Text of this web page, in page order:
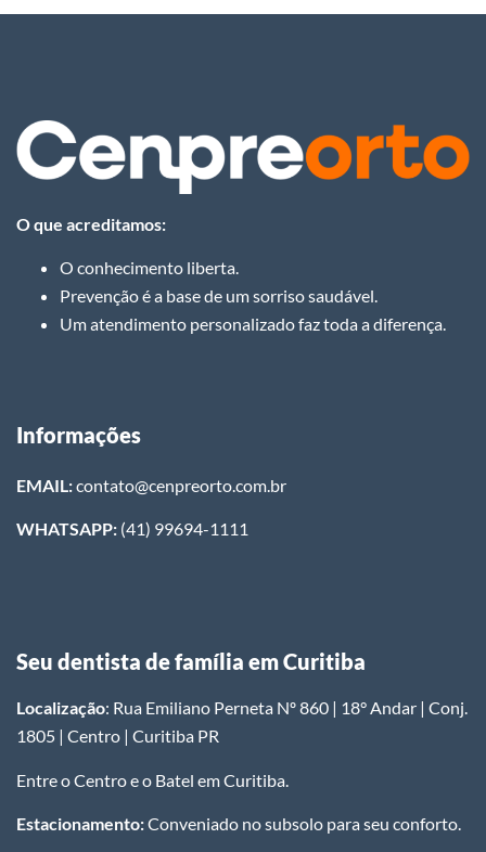
O que acreditamos:
O conhecimento liberta.
Prevenção é a base de um sorriso saudável.
Um atendimento personalizado faz toda a diferença.
Informações
EMAIL:contato@cenpreorto.com.br
WHATSAPP: (41) 99694-1111
Seu dentista de família em Curitiba
Localização: Rua Emiliano Perneta Nº 860 | 18° Andar | Conj.
1805 | Centro | Curitiba PR
Entre o Centro e o Batel em Curitiba.
Estacionamento:Conveniado no subsolo para seu conforto.